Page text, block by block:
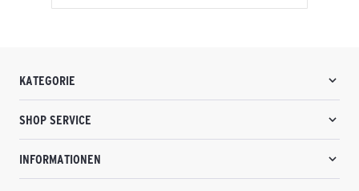
KATEGORIE
SHOP SERVICE
INFORMATIONEN